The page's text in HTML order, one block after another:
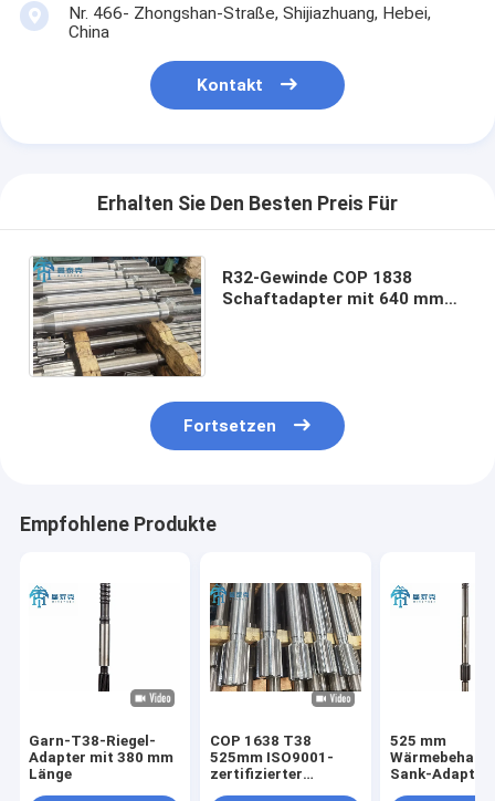
Nr. 466- Zhongshan-Straße, Shijiazhuang, Hebei,
China
Kontakt
Erhalten Sie Den Besten Preis Für
R32-Gewinde COP 1838
Schaftadapter mit 640 mm
Fortsetzen
Empfohlene Produkte
Garn-T38-Riegel-
Adapter mit 380 mm
Länge
COP 1638 T38
525mm ISO9001-
zertifizierter
525 mm
Sank-Adapter